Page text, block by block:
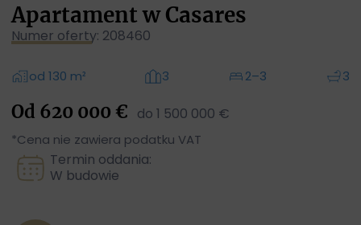
Apartament w Casares
Numer oferty: 208460
od 130 m² 3 2–3 3
Od 620 000 € do 1 500 000 €
*Cena nie zawiera podatku VAT
Termin oddania:
W budowie